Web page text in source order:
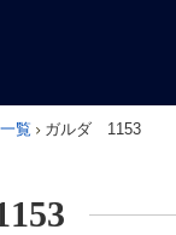
覧 ガルダ 1153